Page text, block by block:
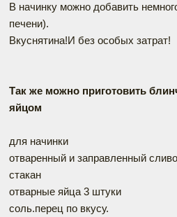
В начинку можно добавить
печени).
Вкуснятина!И без особых затрат!
Так же можно приготовить
яйцом
для начинки
отваренный и заправленный
стакан
отварные яйца 3 штуки
соль.перец по вкусу.